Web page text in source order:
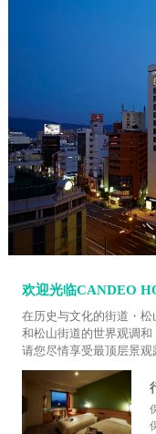
欢迎光临CANDEO
在历史与文化的街道・松
和松山街道的世界观调和
请您尽情享受最顶层景观